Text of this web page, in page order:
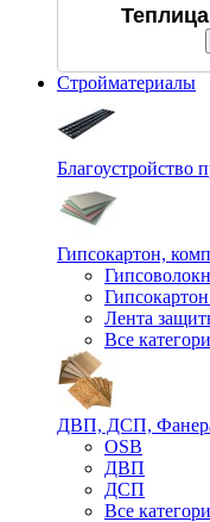
Стройматериалы
Благоустройство
Гипсокартон,
Лента
Все
ДВП, ДСП,
OSB
ДВП
ДСП
Все